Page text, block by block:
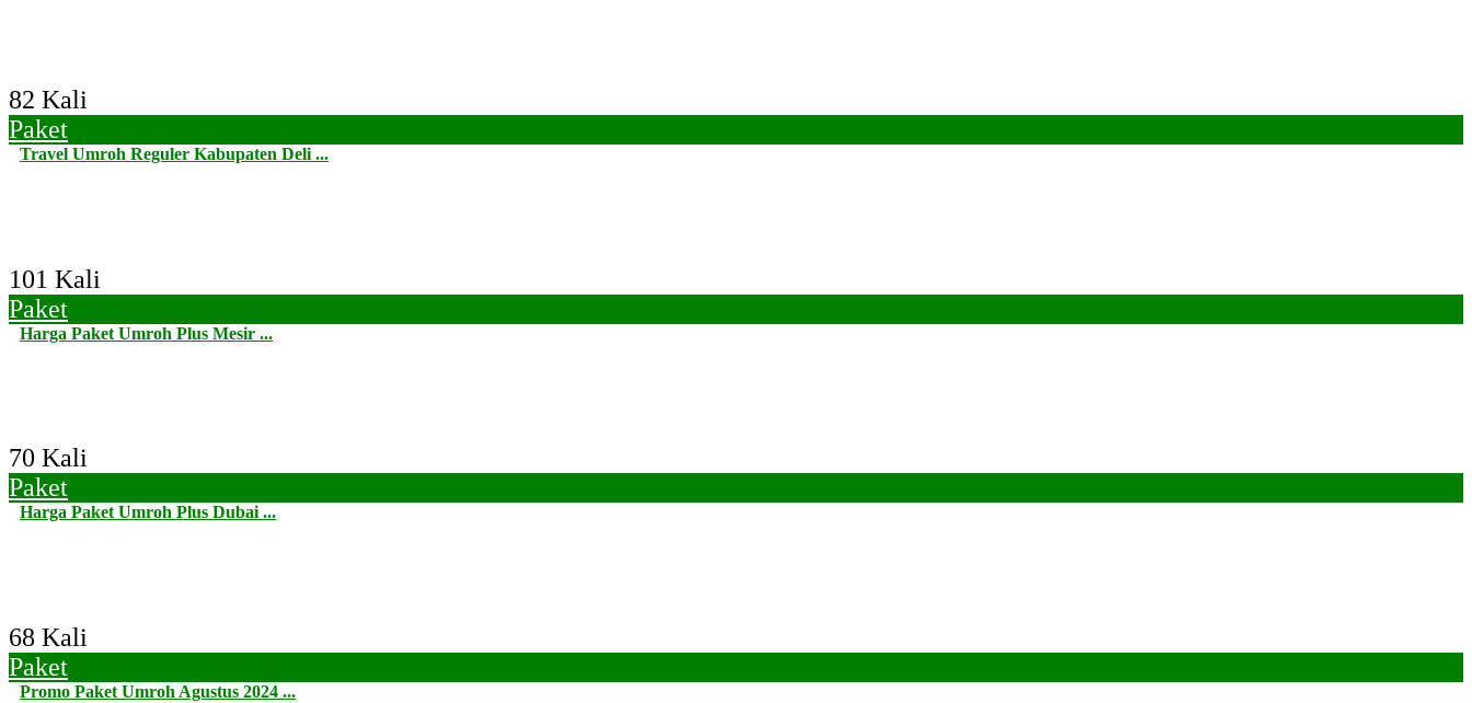
82 Kali
Paket
Travel Umroh Reguler Kabupaten Deli ...
101 Kali
Paket
Harga Paket Umroh Plus Mesir ...
70 Kali
Paket
Harga Paket Umroh Plus Dubai ...
68 Kali
Paket
Promo Paket Umroh Agustus 2024 ...